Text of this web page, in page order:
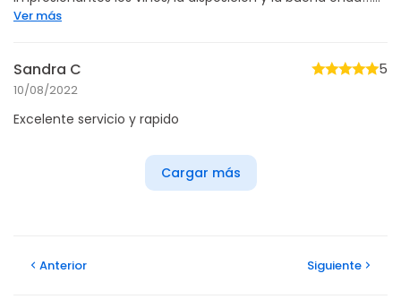
Ver más
Sandra C
10/08/2022
5
Excelente servicio y rapido
Cargar más
Anterior Siguiente